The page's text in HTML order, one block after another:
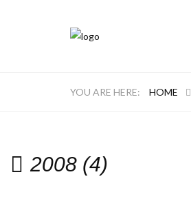
HOME
2008 (4)